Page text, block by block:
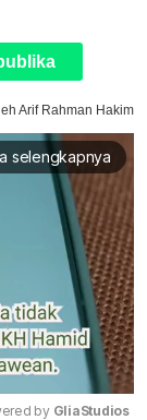
Arif Rahman Hakim
selengkapnya
by GliaStudios